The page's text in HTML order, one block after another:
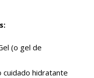
(o gel de
cuidado hidratante